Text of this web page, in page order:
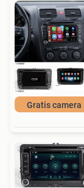
Gratis camera